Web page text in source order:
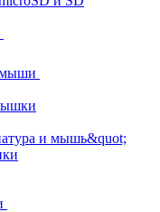
мыши
и мышь&quot;